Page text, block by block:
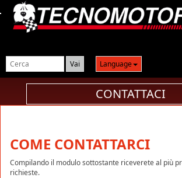
Language
Login
CONTATTACI
COME CONTATTARCI
Compilando il modulo sottostante riceverete al più
richieste.